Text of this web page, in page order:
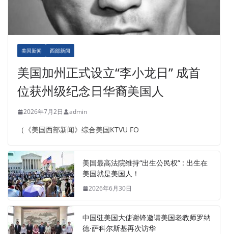
美国新闻 西部新闻
美国加州正式设立“李小龙日” 成首
位获州级纪念日华裔美国人
2026年7月2日 admin
（《美国西部新闻》综合美国KTVU FO
美国最高法院维持“出生公民权” : 出生在
美国就是美国人！
2026年6月30日
中国驻美国大使谢锋邀请美国老教师罗纳
德·萨科尔斯基再次访华